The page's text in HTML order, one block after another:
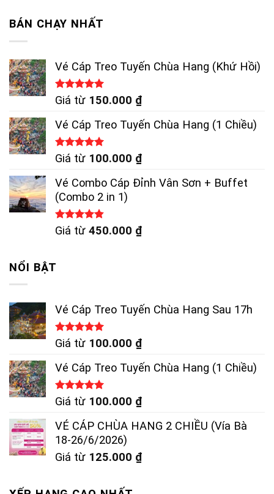
BÁN CHẠY NHẤT
Vé Cáp Treo Tuyến Chùa Hang (Khứ Hồi)
Được xếp
Giá từ 150.000 ₫
Vé Cáp Treo Tuyến Chùa Hang (1 Chiều)
Được xếp
Giá từ 100.000 ₫
Vé Combo Cáp Đỉnh Vân Sơn + Buffet
(Combo 2 in 1)
Được xếp
Giá từ 450.000 ₫
NỔI BẬT
Vé Cáp Treo Tuyến Chùa Hang Sau 17h
Được xếp
Giá từ 100.000 ₫
Vé Cáp Treo Tuyến Chùa Hang (1 Chiều)
Được xếp
5 sao
Giá từ 100.000 ₫
VÉ CÁP CHÙA HANG 2 CHIỀU (Vía Bà
18-26/6/2026)
Giá từ 125.000 ₫